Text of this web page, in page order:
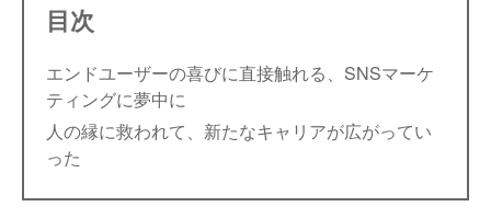
目次
エンドユーザーの喜びに直接触れる、SNSマーケ
ティングに夢中に
人の縁に救われて、新たなキャリアが広がってい
った